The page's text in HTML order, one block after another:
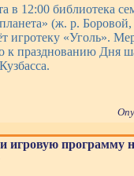
в 12:00 библиотека
(ж. р. Боровой,
игротеку «Уголь».
к празднованию Дня
игровую программу